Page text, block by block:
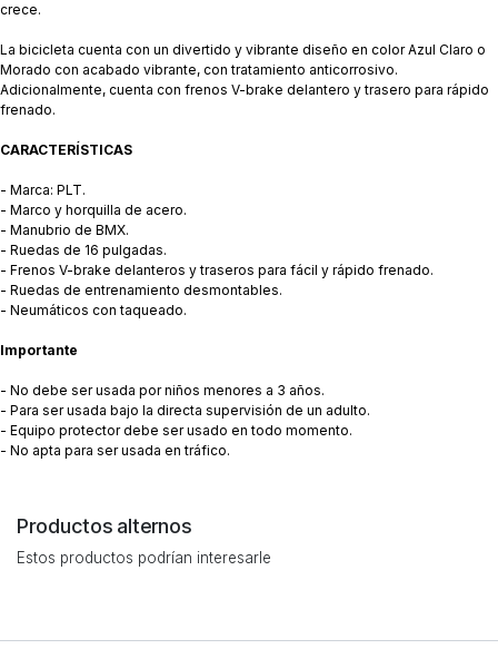
crece.
La bicicleta cuenta con un divertido y vibrante diseño en color Azul Claro o
Morado con acabado vibrante, con tratamiento anticorrosivo.
Adicionalmente, cuenta con frenos V-brake delantero y trasero para rápido
frenado.
CARACTERÍSTICAS
- Marca: PLT.
- Marco y horquilla de acero.
- Manubrio de BMX.
- Ruedas de 16 pulgadas.
- Frenos V-brake delanteros y traseros para fácil y rápido frenado.
- Ruedas de entrenamiento desmontables.
- Neumáticos con taqueado.
Importante
- No debe ser usada por niños menores a 3 años.
- Para ser usada bajo la directa supervisión de un adulto.
- Equipo protector debe ser usado en todo momento.
- No apta para ser usada en tráfico.
Productos alternos
Estos productos podrían interesarle